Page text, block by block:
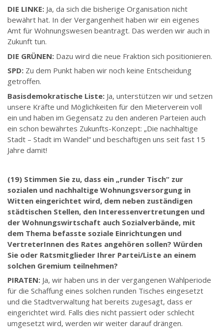
DIE LINKE: Ja, da sich die bisherige Organisation nicht
bewährt hat. In der Vergangenheit haben wir ein eigenes
Amt für Wohnungswesen beantragt. Das werden wir auch in
Zukunft tun.
DIE GRÜNEN: Dazu wird die neue Fraktion sich positionieren.
SPD: Zu dem Punkt haben wir noch keine Entscheidung
getroffen.
Basisdemokratische Liste: Ja, unterstützen wir und setzen
unsere Kräfte und Möglichkeiten für den Mieterverein voll
ein und haben im Gegensatz zu den anderen Parteien auch
ein schon bewährtes Zukunfts-Konzept: „Die nachhaltige
Stadt – Stadt im Wandel“ und beschäftigen uns seit fast 15
Jahre damit!
(19) Stimmen Sie zu, dass ein „runder Tisch“ zur
sozialen und nachhaltige Wohnungsversorgung in
Witten eingerichtet wird, dem neben zuständigen
städtischen Stellen, den Interessenvertretungen und
der Wohnungswirtschaft auch Sozialverbände, mit
dem Thema befasste soziale Einrichtungen und
VertreterInnen des Rates angehören sollen? Würden
Sie oder Ratsmitglieder Ihrer Partei/Liste an einem
solchen Gremium teilnehmen?
PIRATEN: Ja, wir haben uns in der vergangenen Wahlperiode
für die Schaffung eines solchen runden Tisches eingesetzt
und die Stadtverwaltung hat bereits zugesagt, dass er
eingerichtet wird. Falls dies nicht passiert oder schlecht
umgesetzt wird, werden wir weiter darauf drängen.